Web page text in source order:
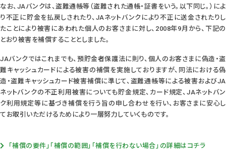
なお、JAバンクは、盗難通帳等（盗難された通帳・証書をいう。以下同じ。）によ
り不正に貯金を払戻しされたり、JAネットバンクにより不正に送金されたりし
たことにより被害にあわれた個人のお客さまに対し、2008年9月から、下記の
とおり被害を補償することとしました。
JAバンクではこれまでも、預貯金者保護法に則り、個人のお客さまに偽造・盗
難キャッシュカードによる被害の補償を実施しておりますが、同法における偽
造・盗難キャッシュカード被害補償に準じて、盗難通帳等による被害およびJA
ネットバンクの不正利用被害についても貯金規定、カード規定、JAネットバン
ク利用規定等に基づき補償を行う旨の申し合わせを行い、お客さまに安心し
てお取引いただけるためにより一層努力していくものです。
「補償の要件」「補償の範囲」「補償を行わない場合」の詳細はコチラ